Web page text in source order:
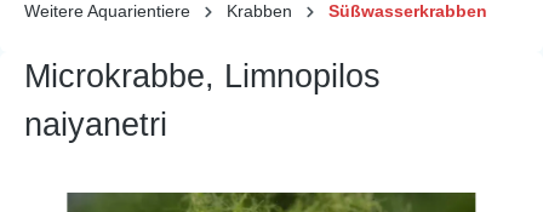
Weitere Aquarientiere Krabben Süßwasserkrabben
Microkrabbe, Limnopilos
naiyanetri
Bildergalerie überspringen